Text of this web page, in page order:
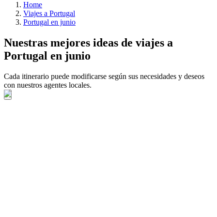
Home
Viajes a Portugal
Portugal en junio
Nuestras mejores ideas de viajes a
Portugal en junio
Cada itinerario puede modificarse según sus necesidades y deseos
con nuestros agentes locales.